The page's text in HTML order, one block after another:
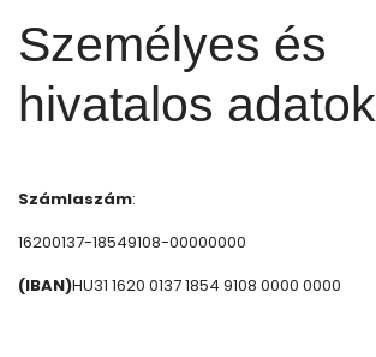
Személyes és
hivatalos adatok
Számlaszám:
16200137-18549108-00000000
(IBAN)HU31 1620 0137 1854 9108 0000 0000